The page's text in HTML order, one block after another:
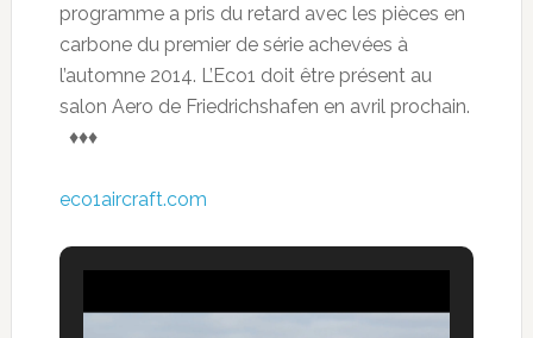
programme a pris du retard avec les pièces en
carbone du premier de série achevées à
l’automne 2014. L’Eco1 doit être présent au
salon Aero de Friedrichshafen en avril prochain.
♦♦♦
eco1aircraft.com